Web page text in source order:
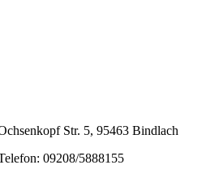
Str. 5, 95463 Bindlach
09208/5888155